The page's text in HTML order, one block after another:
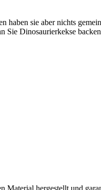
haben sie aber nichts
Dinosaurierkekse
hergestellt und